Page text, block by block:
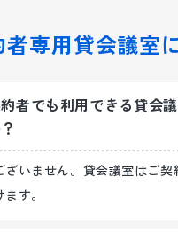
者専用貸会議室
者でも利用できる貸会
ざいません。貸会議室はご契
す。